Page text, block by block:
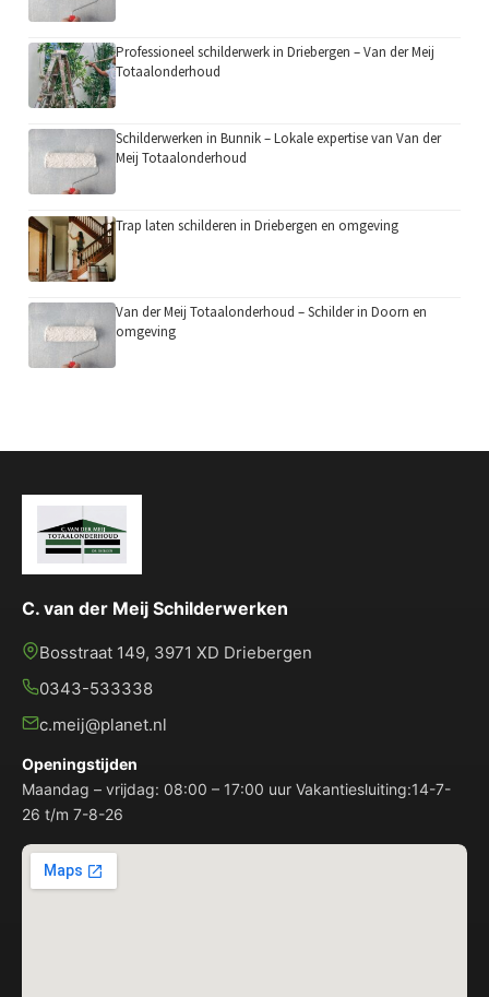
Professioneel schilderwerk in Driebergen – Van der Meij
Totaalonderhoud
Schilderwerken in Bunnik – Lokale expertise van Van der
Meij Totaalonderhoud
Trap laten schilderen in Driebergen en omgeving
Van der Meij Totaalonderhoud – Schilder in Doorn en
omgeving
C. van der Meij Schilderwerken
Bosstraat 149, 3971 XD Driebergen
0343-533338
c.meij@planet.nl
Openingstijden
Maandag – vrijdag: 08:00 – 17:00 uur Vakantiesluiting:14-7-
26 t/m 7-8-26